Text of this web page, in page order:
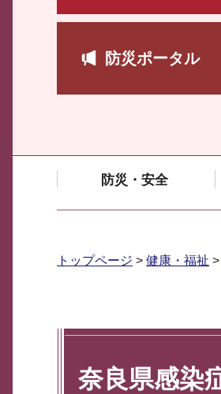
防災ポータル
防災・安全
トップページ > 健康・福祉 >
奈良県感染